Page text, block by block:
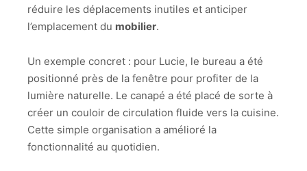
réduire les déplacements inutiles et anticiper
l’emplacement du mobilier.
Un exemple concret : pour Lucie, le bureau a été
positionné près de la fenêtre pour profiter de la
lumière naturelle. Le canapé a été placé de sorte à
créer un couloir de circulation fluide vers la cuisine.
Cette simple organisation a amélioré la
fonctionnalité au quotidien.